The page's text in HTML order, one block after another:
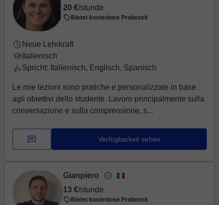
20 €/stunde
Bietet kostenlose Probezeit
Neue Lehrkraft
Italienisch
Spricht: Italienisch, Englisch, Spanisch
Le mie lezioni sono pratiche e personalizzate in base
agli obiettivi dello studente. Lavoro principalmente sulla
conversazione e sulla comprensione, s...
Verfügbarkeit sehen
Gianpiero
13 €/stunde
Bietet kostenlose Probezeit